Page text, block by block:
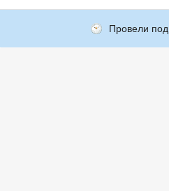
Провели